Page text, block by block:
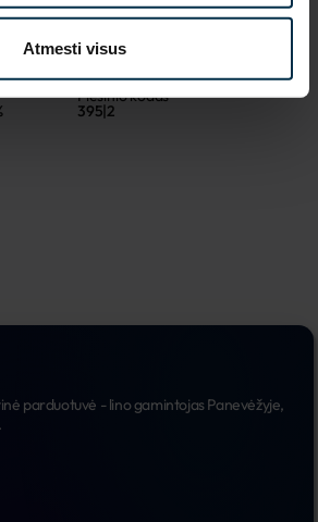
Atmesti visus
501739
Gaminio dydis, cm
143x200
Piešinio kodas
395|2
parduotuvė - lino gamintojas Panevėžyje,